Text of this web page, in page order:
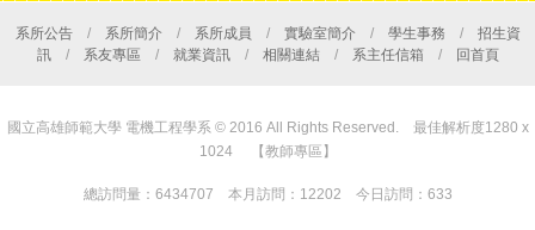
系所公告/ 系所簡介/ 系所成員 / 實驗室簡介/ 學生事務 / 招生資
訊/ 系友專區 / 就業資訊/ 相關連結/ 系主任信箱 / 回首頁
國立高雄師範大學 電機工程學系 © 2016 All Rights Reserved. 最佳解析度1280 x
1024
【教師專區】
總訪問量：6434707 本月訪問：12202 今日訪問：633